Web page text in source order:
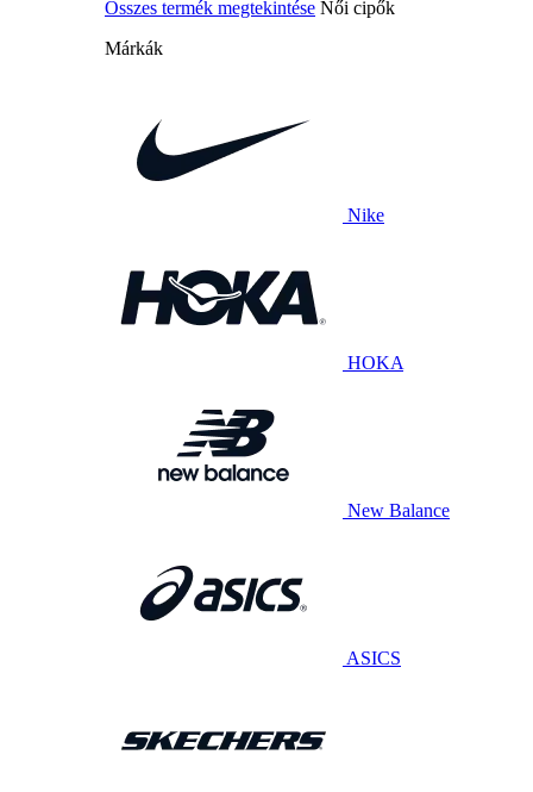
Összes termék megtekintése Női cipők
Márkák
Nike
HOKA
New Balance
ASICS